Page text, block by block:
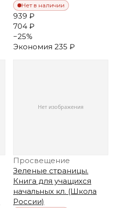
Нет в наличии
939 ₽
704 ₽
−25%
Экономия 235 ₽
Просвещение
Зеленые страницы.
Книга для учащихся
начальных кл. (Школа
России)